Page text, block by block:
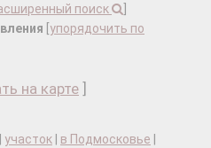
поиск
упорядочить по
на карте
участок в Подмосковье